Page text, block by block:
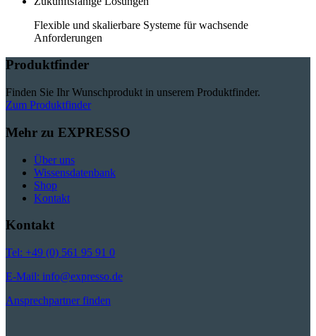
Flexible und skalierbare Systeme für wachsende
Anforderungen
Produktfinder
Finden Sie Ihr Wunschprodukt in unserem Produktfinder.
Zum Produktfinder
Mehr zu EXPRESSO
Über uns
Wissensdatenbank
Shop
Kontakt
Kontakt
Tel: +49 (0) 561 95 91 0
E-Mail: info@expresso.de
Ansprechpartner finden